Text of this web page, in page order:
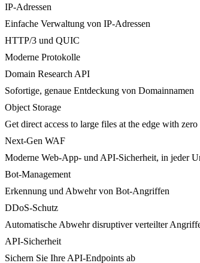
IP-Adressen
Einfache Verwaltung von IP-Adressen
HTTP/3 und QUIC
Moderne Protokolle
Domain Research API
Sofortige, genaue Entdeckung von Domainnamen
Object Storage
Get direct access to large files at the edge with zero
Next-Gen WAF
Moderne Web-App- und API-Sicherheit, in jeder
Bot-Management
Erkennung und Abwehr von Bot-Angriffen
DDoS-Schutz
Automatische Abwehr disruptiver verteilter
API-Sicherheit
Sichern Sie Ihre API-Endpoints ab